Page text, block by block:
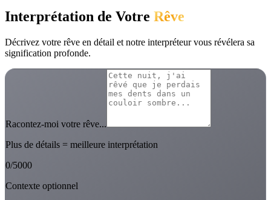
Interprétation de Votre Rêve
Décrivez votre rêve en détail et notre interpréteur vous révélera sa
signification profonde.
Racontez-moi votre rêve...
Plus de détails = meilleure interprétation
0/5000
Contexte optionnel